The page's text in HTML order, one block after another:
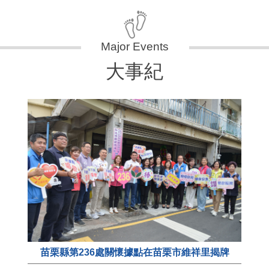
大事紀
苗栗縣第236處關懷據點在苗栗市維祥里揭牌